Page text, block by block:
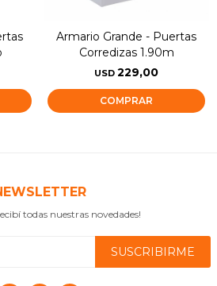
Armario Grande - Puertas
Corredizas 1.90m
USD 229,00
todas nuestras novedades!
SUSCRIBIRME